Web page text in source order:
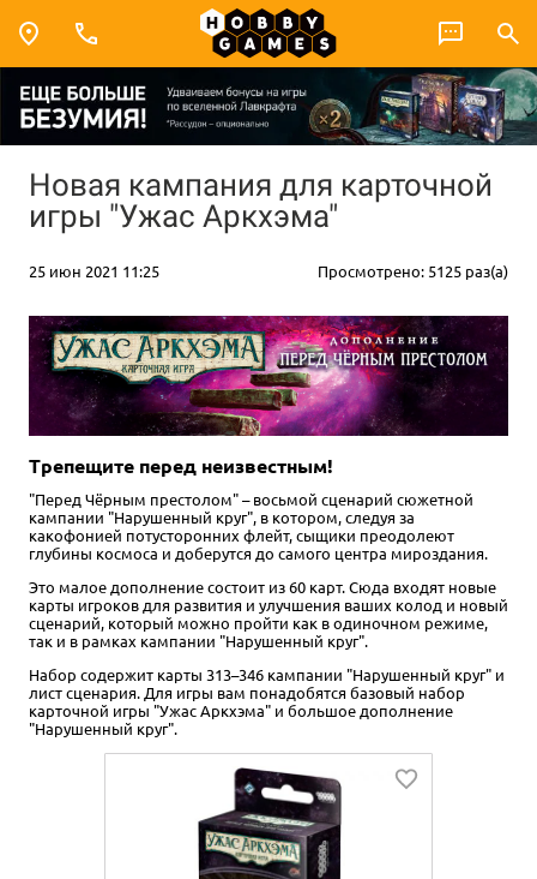
Новая кампания для карточной
игры "Ужас Аркхэма"
25 июн 2021 11:25 Просмотрено: 5125 раз(а)
Трепещите перед неизвестным!
"Перед Чёрным престолом" – восьмой сценарий сюжетной
кампании "Нарушенный круг", в котором, следуя за
какофонией потусторонних флейт, сыщики преодолеют
глубины космоса и доберутся до самого центра мироздания.
Это малое дополнение состоит из 60 карт. Сюда входят новые
карты игроков для развития и улучшения ваших колод и новый
сценарий, который можно пройти как в одиночном режиме,
так и в рамках кампании "Нарушенный круг".
Набор содержит карты 313–346 кампании "Нарушенный круг" и
лист сценария. Для игры вам понадобятся базовый набор
карточной игры "Ужас Аркхэма" и большое дополнение
"Нарушенный круг".